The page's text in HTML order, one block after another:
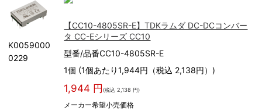
K0059000
0229
【CC10-4805SR-E】TDKラムダ DC-DCコンバー
タ CC-Eシリーズ CC10
型番/品番CC10-4805SR-E
1個 (1個あたり1,944円（税込 2,138円）)
1,944 円 (税込 2,138 円)
メーカー希望小売価格